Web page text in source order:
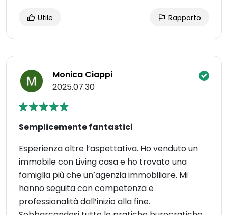
Utile Rapporto
Monica Ciappi
2025.07.30
Semplicemente fantastici
Esperienza oltre l’aspettativa. Ho venduto un
immobile con Living casa e ho trovato una
famiglia più che un’agenzia immobiliare. Mi
hanno seguita con competenza e
professionalità dall’inizio alla fine.